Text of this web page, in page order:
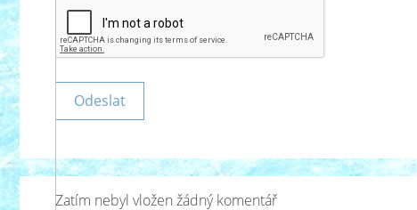
Zatím nebyl vložen žádný komentář